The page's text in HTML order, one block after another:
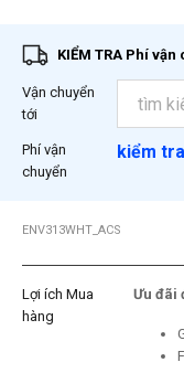
KIỂM TRA Phí vận
Vận chuyển
tới
Phí vận
chuyển
kiểm
ENV313WHT_ACS
Lợi ích Mua
hàng
Ưu đãi